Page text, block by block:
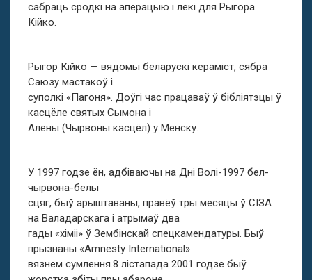
сабраць сродкі на аперацыю і лекі для Рыгора
Кійко.
Рыгор Кійко — вядомы беларускі кераміст, сябра
Саюзу мастакоў і
суполкі «Пагоня». Доўгі час працаваў ў бібліятэцы ў
касцёле святых Сымона і
Алены (Чырвоны касцёл) у Менску.
У 1997 годзе ён, адбіваючы на Дні Волі-1997 бел-
чырвона-белы
сцяг, быў арыштаваны, правёў тры месяцы ў СІЗА
на Валадарскага і атрымаў два
гады «хіміі» ў Зембінскай спецкамендатуры. Быў
прызнаны «Amnesty International»
вязнем сумлення.8 лістапада 2001 годзе быў